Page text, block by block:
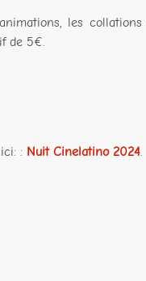
les
de 5€.
: Nuit Cinelatino 2024.